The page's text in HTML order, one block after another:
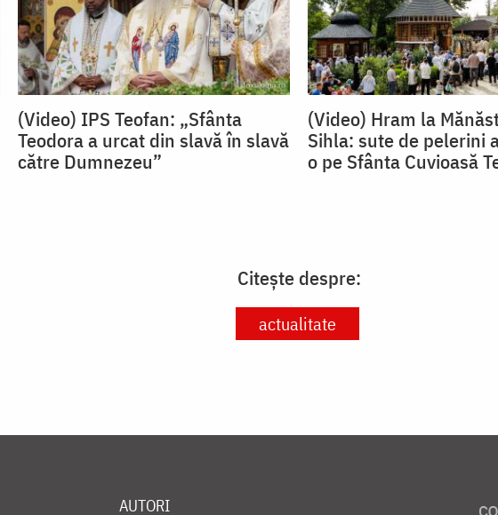
(Video) IPS Teofan: „Sfânta
Teodora a urcat din slavă în slavă
către Dumnezeu”
(Video) Hram la
Sihla: sute de pelerini
o pe Sfânta Cuvioasă
Citește despre:
actualitate
AUTORI